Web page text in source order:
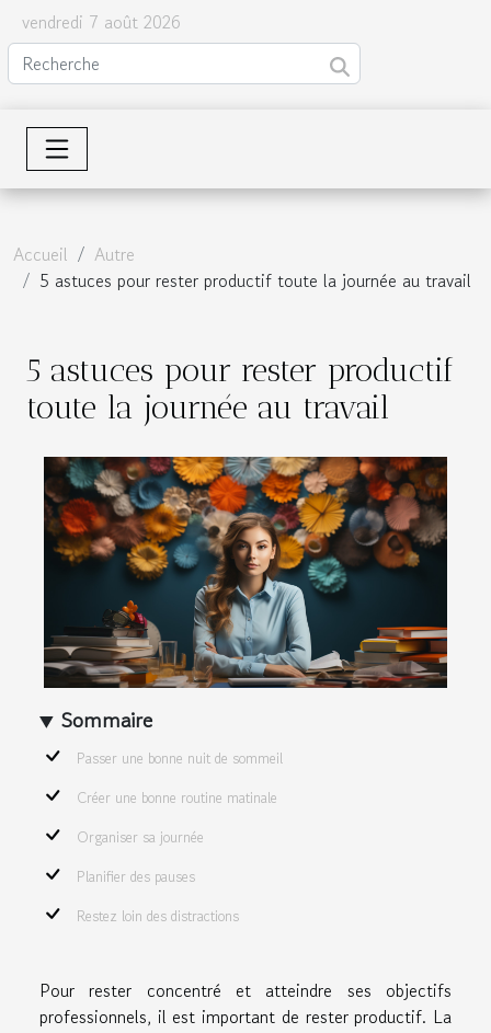
vendredi 7 août 2026
Accueil
Autre
5 astuces pour rester productif toute la journée au travail
5 astuces pour rester productif
toute la journée au travail
Sommaire
Passer une bonne nuit de sommeil
Créer une bonne routine matinale
Organiser sa journée
Planifier des pauses
Restez loin des distractions
Pour rester concentré et atteindre ses objectifs
professionnels, il est important de rester productif. La